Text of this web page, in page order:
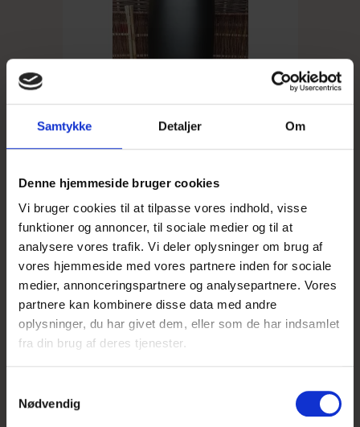
Samtykke Detaljer Om
Denne hjemmeside bruger cookies
Vi bruger cookies til at tilpasse vores indhold, visse
funktioner og annoncer, til sociale medier og til at
analysere vores trafik. Vi deler oplysninger om brug af
vores hjemmeside med vores partnere inden for sociale
medier, annonceringspartnere og analysepartnere. Vores
partnere kan kombinere disse data med andre
oplysninger, du har givet dem, eller som de har indsamlet
fra din brug af deres tjenester.
Nødvendig
Cao krukke 150 cm, Sort Polystone*